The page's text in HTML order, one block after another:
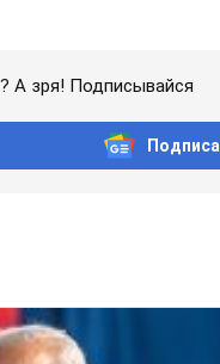
А зря! Подписывайся